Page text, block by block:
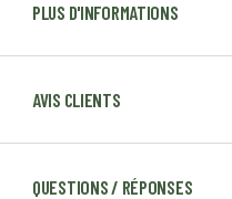
PLUS D'INFORMATIONS
AVIS CLIENTS
QUESTIONS / RÉPONSES